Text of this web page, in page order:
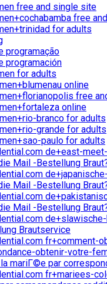
free and single site
free
for adults
programação
programación
for adults
online
free
online
branco for adults
grande for adults
paulo for adults
de+east-
Mail -Bestellung
Mail -Bestellung
Mail -Bestellung
Brautservice
fr+comment-
obtenir-votre-
mariГ©e par
fr+mariees-